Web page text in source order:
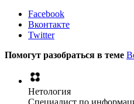
Facebook
Вконтакте
Twitter
Помогут разобраться в теме
Нетология
Специалист по